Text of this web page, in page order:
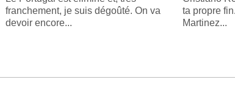
franchement, je suis dégoûté. On va
devoir encore...
ta propre
Martinez...